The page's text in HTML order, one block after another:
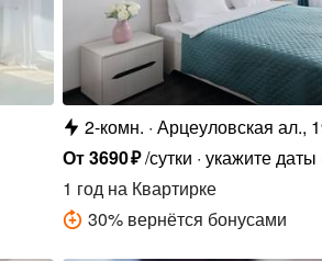
2-комн. Арцеуловская ал.,
От3690₽/сутки укажите даты
1 год на Квартирке
30% вернётся бонусами